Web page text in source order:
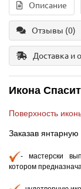
Описание
Отзывы (0)
Доставка и
Икона
Поверхность
Заказав
- мастерски
котором